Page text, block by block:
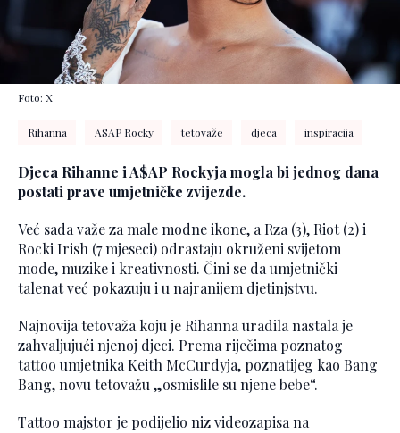
Foto: X
Rihanna ASAP Rocky tetovaže djeca inspiracija
Djeca Rihanne i A$AP Rockyja mogla bi jednog dana
postati prave umjetničke zvijezde.
Već sada važe za male modne ikone, a Rza (3), Riot (2) i
Rocki Irish (7 mjeseci) odrastaju okruženi svijetom
mode, muzike i kreativnosti. Čini se da umjetnički
talenat već pokazuju i u najranijem djetinjstvu.
Najnovija tetovaža koju je Rihanna uradila nastala je
zahvaljujući njenoj djeci. Prema riječima poznatog
tattoo umjetnika Keith McCurdyja, poznatijeg kao Bang
Bang, novu tetovažu „osmislile su njene bebe“.
Tattoo majstor je podijelio niz videozapisa na